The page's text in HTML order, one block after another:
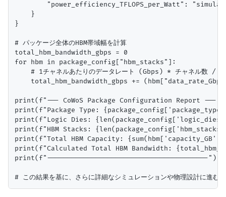
"power_efficiency_TFLOPS_per_Watt":
    }
}
# パッケージ全体のHBM帯域幅を計算
total_hbm_bandwidth_gbps = 0
for hbm in package_config["hbm_stacks"]:
# 1チャネルあたりのデータレート (Gbps) * チャネル数 /
total_hbm_bandwidth_gbps +=
print(f"--- CoWoS Package Configuration Report ---")
print(f"Package Type:
print(f"Logic Dies:
print(f"HBM Stacks:
print(f"Total HBM Capacity:
print(f"Calculated Total HBM Bandwidth:
print(f"----------------------------------------")